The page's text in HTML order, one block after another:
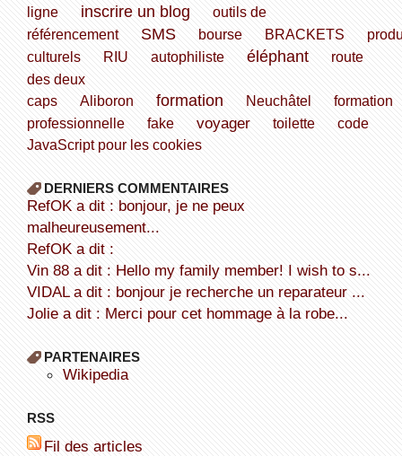
ligne
inscrire un blog
outils de
référencement
SMS bourse BRACKETS
culturels
RIU autophiliste éléphant
route
des deux
caps
Aliboron formation Neuchâtel
formation
professionnelle
fake voyager toilette
code
JavaScript pour les cookies
DERNIERS COMMENTAIRES
refOK a dit : bonjour, je ne peux
malheureusement...
refOK a dit :
Vin 88 a dit : Hello my family member! I wish to s...
VIDAL a dit : bonjour je recherche un reparateur ...
Jolie a dit : Merci pour cet hommage à la robe...
PARTENAIRES
wikipedia
RSS
Fil des articles